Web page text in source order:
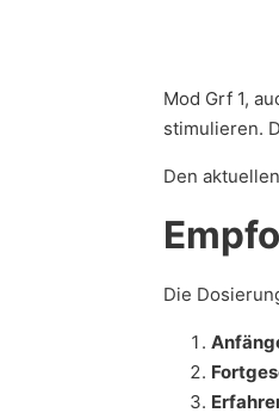
Mod Grf 1,
stimulieren.
Den aktuellen
Die